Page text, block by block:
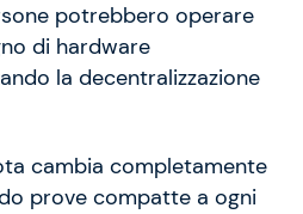
potrebbero operare
di hardware
la decentralizzazione
cambia completamente
prove compatte a ogni